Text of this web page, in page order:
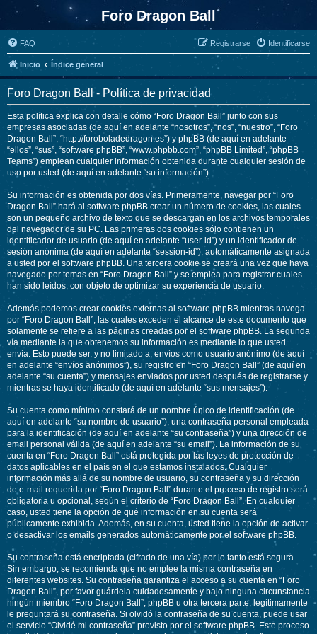
Foro Dragon Ball
FAQ Identificarse
Registrarse
Inicio Índice general
Foro Dragon Ball - Política de privacidad
Esta política explica con detalle cómo “Foro Dragon Ball” junto con sus
empresas asociadas (de aquí en adelante “nosotros”, “nos”, “nuestro”, “Foro
Dragon Ball”, “http://foroboladedragon.es”) y phpBB (de aquí en adelante
“ellos”, “sus”, “software phpBB”, “www.phpbb.com”, “phpBB Limited”, “phpBB
Teams”) emplean cualquier información obtenida durante cualquier sesión de
uso por usted (de aquí en adelante “su información”).
Su información es obtenida por dos vías. Primeramente, navegar por “Foro
Dragon Ball” hará al software phpBB crear un número de cookies, las cuales
son un pequeño archivo de texto que se descargan en los archivos temporales
del navegador de su PC. Las primeras dos cookies sólo contienen un
identificador de usuario (de aquí en adelante “user-id”) y un identificador de
sesión anónima (de aquí en adelante “session-id”), automáticamente asignada
a usted por el software phpBB. Una tercera cookie se creará una vez que haya
navegado por temas en “Foro Dragon Ball” y se emplea para registrar cuales
han sido leídos, con objeto de optimizar su experiencia de usuario.
Además podemos crear cookies externas al software phpBB mientras navega
por “Foro Dragon Ball”, las cuales exceden el alcance de este documento que
solamente se refiere a las páginas creadas por el software phpBB. La segunda
vía mediante la que obtenemos su información es mediante lo que usted
envía. Esto puede ser, y no limitado a: envíos como usuario anónimo (de aquí
en adelante “envíos anónimos”), su registro en “Foro Dragon Ball” (de aquí en
adelante “su cuenta”) y mensajes enviados por usted después de registrarse y
mientras se haya identificado (de aquí en adelante “sus mensajes”).
Su cuenta como mínimo constará de un nombre único de identificación (de
aquí en adelante “su nombre de usuario”), una contraseña personal empleada
para la identificación (de aquí en adelante “su contraseña”) y una dirección de
email personal válida (de aquí en adelante “su email”). La información de su
cuenta en “Foro Dragon Ball” está protegida por las leyes de protección de
datos aplicables en el país en el que estamos instalados. Cualquier
información más allá de su nombre de usuario, su contraseña y su dirección
de e-mail requerida por “Foro Dragon Ball” durante el proceso de registro será
obligatoria u opcional, según el criterio de “Foro Dragon Ball”. En cualquier
caso, usted tiene la opción de qué información en su cuenta será
públicamente exhibida. Además, en su cuenta, usted tiene la opción de activar
o desactivar los emails generados automáticamente por el software phpBB.
Su contraseña está encriptada (cifrado de una vía) por lo tanto está segura.
Sin embargo, se recomienda que no emplee la misma contraseña en
diferentes websites. Su contraseña garantiza el acceso a su cuenta en “Foro
Dragon Ball”, por favor guárdela cuidadosamente y bajo ninguna circunstancia
ningún miembro “Foro Dragon Ball”, phpBB u otra tercera parte, legítimamente
le preguntará su contraseña. Si olvidó la contraseña de su cuenta, puede usar
el servicio “Olvidé mi contraseña” provisto por el software phpBB. Este proceso